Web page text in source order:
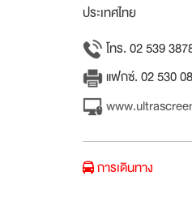
ประเทศไทย
โทร. 02 539
แฟกซ์. 02 530
การเดินทาง